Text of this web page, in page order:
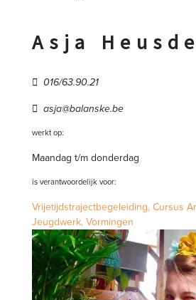
Asja
016/63.90.21
asja@balanske.be
werkt op:
Maandag t/m donderdag
is verantwoordelijk voor:
Vrijetijdstrajectbegeleiding, Cursus
Jeugdwerk, Vormingen